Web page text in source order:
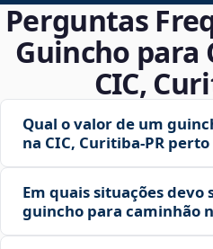
Perguntas
Guincho para
CIC,
Qual o valor de um
na CIC, Curitiba‑PR
Em quais situações devo
guincho para caminhão